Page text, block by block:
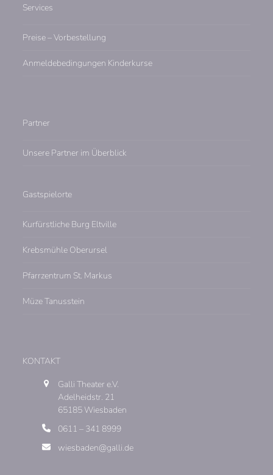
Services
Preise – Vorbestellung
Anmeldebedingungen Kinderkurse
Partner
Unsere Partner im Überblick
Gastspielorte
Kurfürstliche Burg Eltville
Krebsmühle Oberursel
Pfarrzentrum St. Markus
Müze Tanusstein
KONTAKT
Galli Theater e.V.
Adelheidstr. 21
65185 Wiesbaden
0611 – 341 8999
wiesbaden@galli.de